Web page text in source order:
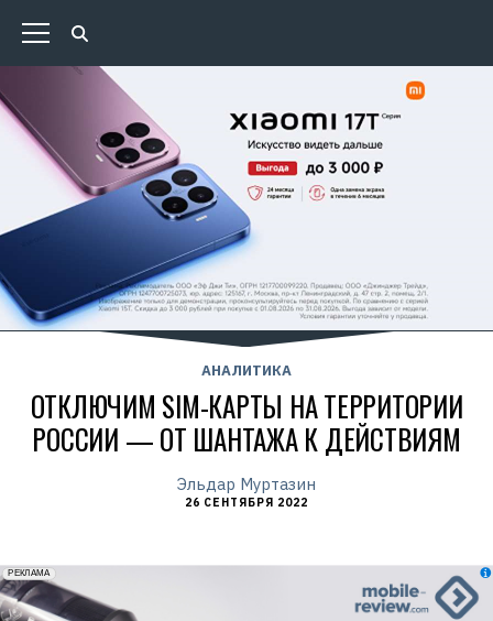
АНАЛИТИКА
ОТКЛЮЧИМ SIM-КАРТЫ НА ТЕРРИТОРИИ
РОССИИ — ОТ ШАНТАЖА К ДЕЙСТВИЯМ
Эльдар Муртазин
26 СЕНТЯБРЯ 2022
erid: 2VfnxxmNzs5
РЕКЛАМА